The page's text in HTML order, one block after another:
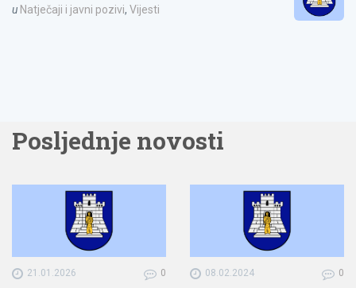
u Natječaji i javni pozivi, Vijesti
Posljednje novosti
21.01.2026 0 08.02.2024 0